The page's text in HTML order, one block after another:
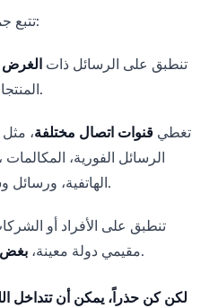
تتبع جميعها نفس المبادئ الأساسية:
تنطبق على الرسائل ذات الغرض
المنتجات، الخدمات، الشراكات).
تغطي قنوات اتصال مختلفة، مثل
الهاتفية، ورسائل وسائل التواصل الاجتماعي.
تنطبق على الأفراد أو
مقيمي دولة معينة، بغض .
لكن كن حذراً، يمكن أن تتداخل